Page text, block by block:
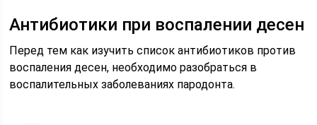
Антибиотики при воспалении десен
Перед тем как изучить список антибиотиков против
воспаления десен, необходимо разобраться в
воспалительных заболеваниях пародонта.